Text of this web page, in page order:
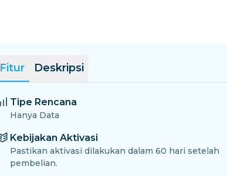
Fitur Deskripsi
Tipe Rencana
Hanya Data
Kebijakan Aktivasi
Pastikan aktivasi dilakukan dalam 60 hari setelah
pembelian.